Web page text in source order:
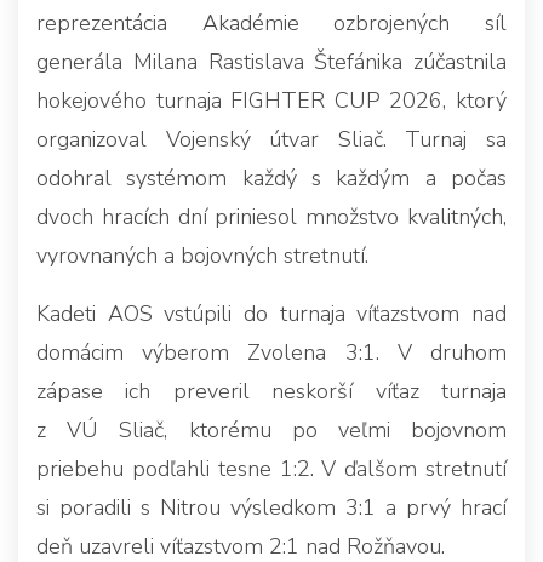
reprezentácia Akadémie ozbrojených síl
generála Milana Rastislava Štefánika zúčastnila
hokejového turnaja FIGHTER CUP 2026, ktorý
organizoval Vojenský útvar Sliač. Turnaj sa
odohral systémom každý s každým a počas
dvoch hracích dní priniesol množstvo kvalitných,
vyrovnaných a bojovných stretnutí.
Kadeti AOS vstúpili do turnaja víťazstvom nad
domácim výberom Zvolena 3:1. V druhom
zápase ich preveril neskorší víťaz turnaja
z VÚ Sliač, ktorému po veľmi bojovnom
priebehu podľahli tesne 1:2. V ďalšom stretnutí
si poradili s Nitrou výsledkom 3:1 a prvý hrací
deň uzavreli víťazstvom 2:1 nad Rožňavou.